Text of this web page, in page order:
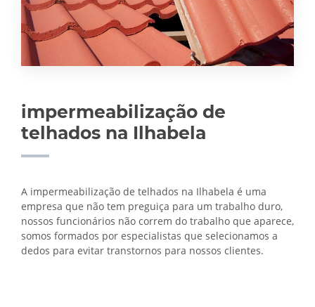
impermeabilização de
telhados na Ilhabela
A impermeabilização de telhados na Ilhabela é uma
empresa que não tem preguiça para um trabalho duro,
nossos funcionários não correm do trabalho que aparece,
somos formados por especialistas que selecionamos a
dedos para evitar transtornos para nossos clientes.